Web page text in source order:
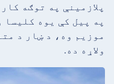
پلازمینې په توګه
په پیل کې یوه کلیسا
موزیم وه، د ښار د
ولاړه ده.